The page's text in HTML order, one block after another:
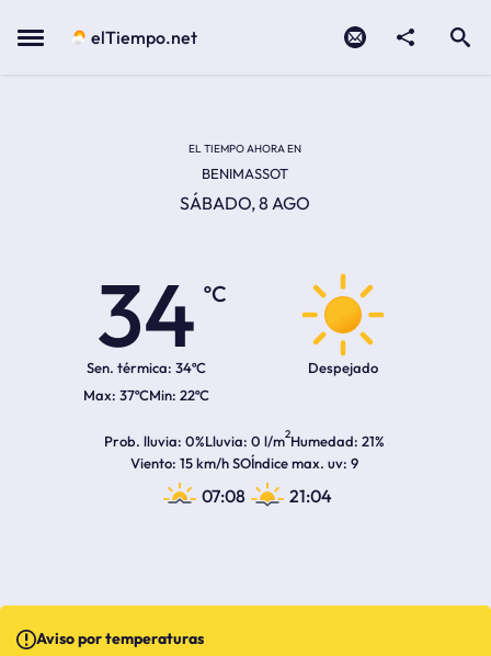
Menu elTiempo.net
EL TIEMPO AHORA EN
BENIMASSOT
SÁBADO, 8 AGO
34
ºC
Sen. térmica: 34ºC
37ºC 22ºC
Despejado
Prob. lluvia 0%Lluvia 0 l/m2Humedad 21%
Viento 15 km/h SOÍndice max. uv 9
07:08 21:04
Aviso por temperaturas